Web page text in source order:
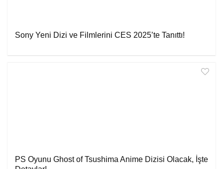
Sony Yeni Dizi ve Filmlerini CES 2025’te Tanıttı!
PS Oyunu Ghost of Tsushima Anime Dizisi Olacak, İşte